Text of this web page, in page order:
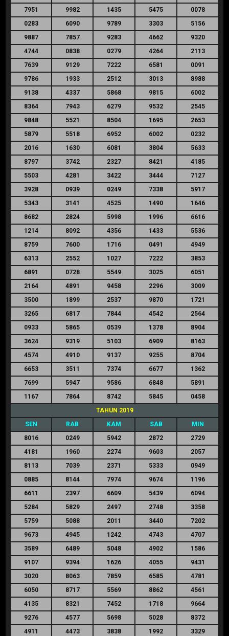
7951
9982 1435 5475
0078
0283
6090 9789 3303
5156
9887
7857 9283 4662
9320
4744
0838 0279 4264
2113
7639
9129 7222 6581
0091
9786
1933 2512 3013
8988
9138
4337 5868 9815
6002
8364
7943 6279 9532
2545
9848
5521 8504 1695
2653
5879
5518 6952 6002
0232
2016
1630 6081 3804
5633
8797
3742 2327 8421
4185
5503
4281 3422 3444
7127
3928
0939 0249 7338
5917
5343
3141 4525 1490
1646
8682
2824 5998 1996
6616
1214
8092 4356 1433
5536
8759
7600 1716 0491
4949
6313
2552 1027 7222
3853
6891
0728 5549 3025
6051
2164
4891 9458 2296
3009
3500
1899 2537 9870
1721
3265
6817 7844 4542
2564
0933
5865 0539 1378
8904
3624
9319 5103 6909
8163
4574
4910 9137 9255
8704
6653
3511 7374 6677
1362
7699
5947 9586 6848
5891
1167
7864 8742 5845
0458
TAHUN 2019
SEN
RAB KAM SAB
MIN
8016
0249 5942 2872
2729
4181
1960 2274 9603
2057
8113
7039 2371 5333
0949
0885
8144 7974 9674
1196
6611
2397 6609 5439
6094
5284
5829 2497 2748
3358
5759
5088 2011 3440
7202
9673
4945 1242 4743
4707
3589
6489 5048 4902
1586
9107
9394 1626 4055
9431
3020
8063 7859 6585
4781
6050
8717 5569 8862
4561
4135
8321 7452 1718
9664
9276
4577 5698 5028
8372
4911
4473 3838 1992 3329